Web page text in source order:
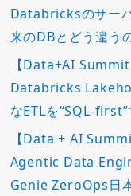
Databricksのサー
来のDBとどう違う
【Data+AI
Databricks
なETLを“SQL-
【Data + AI
Agentic Data
Genie ZeroOps日